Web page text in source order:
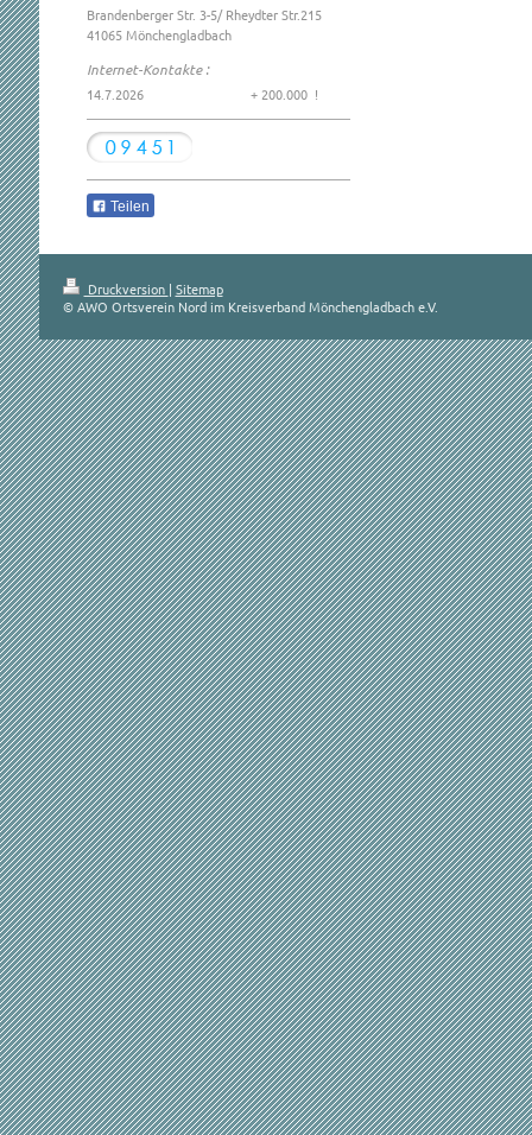
Brandenberger Str. 3-5/ Rheydter Str.215
41065 Mönchengladbach
Internet-Kontakte :
14.7.2026 + 200.000 !
Teilen
Druckversion | Sitemap
© AWO Ortsverein Nord im Kreisverband Mönchengladbach e.V.